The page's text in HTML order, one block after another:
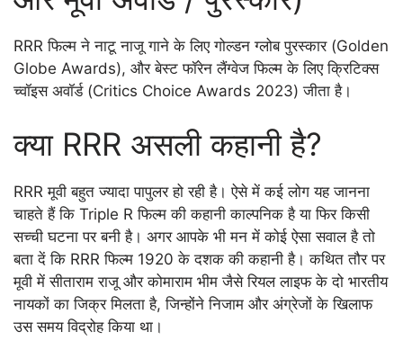
RRR फिल्म ने नाटू नाजू गाने के लिए गोल्डन ग्लोब पुरस्कार (Golden
Globe Awards), और बेस्ट फॉरेन लैंग्वेज फिल्म के लिए क्रिटिक्स
च्वॉइस अवॉर्ड (Critics Choice Awards 2023) जीता है।
क्या RRR असली कहानी है?
RRR मूवी बहुत ज्यादा पापुलर हो रही है। ऐसे में कई लोग यह जानना
चाहते हैं कि Triple R फिल्म की कहानी काल्पनिक है या फिर किसी
सच्ची घटना पर बनी है। अगर आपके भी मन में कोई ऐसा सवाल है तो
बता दें कि RRR फिल्म 1920 के दशक की कहानी है। कथित तौर पर
मूवी में सीताराम राजू और कोमाराम भीम जैसे रियल लाइफ के दो भारतीय
नायकों का जिक्र मिलता है, जिन्होंने निजाम और अंग्रेजों के खिलाफ
उस समय विद्रोह किया था।